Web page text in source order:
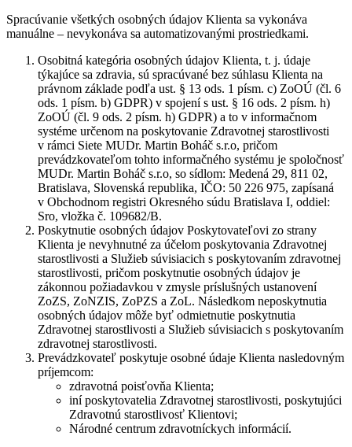
Spracúvanie všetkých osobných údajov Klienta sa vykonáva
manuálne – nevykonáva sa automatizovanými prostriedkami.
Osobitná kategória osobných údajov Klienta, t. j. údaje
týkajúce sa zdravia, sú spracúvané bez súhlasu Klienta na
právnom základe podľa ust. § 13 ods. 1 písm. c) ZoOÚ (čl. 6
ods. 1 písm. b) GDPR) v spojení s ust. § 16 ods. 2 písm. h)
ZoOÚ (čl. 9 ods. 2 písm. h) GDPR) a to v informačnom
systéme určenom na poskytovanie Zdravotnej starostlivosti
v rámci Siete MUDr. Martin Boháč s.r.o, pričom
prevádzkovateľom tohto informačného systému je spoločnosť
MUDr. Martin Boháč s.r.o, so sídlom: Medená 29, 811 02,
Bratislava, Slovenská republika, IČO: 50 226 975, zapísaná
v Obchodnom registri Okresného súdu Bratislava I, oddiel:
Sro, vložka č. 109682/B.
Poskytnutie osobných údajov Poskytovateľovi zo strany
Klienta je nevyhnutné za účelom poskytovania Zdravotnej
starostlivosti a Služieb súvisiacich s poskytovaním zdravotnej
starostlivosti, pričom poskytnutie osobných údajov je
zákonnou požiadavkou v zmysle príslušných ustanovení
ZoZS, ZoNZIS, ZoPZS a ZoL. Následkom neposkytnutia
osobných údajov môže byť odmietnutie poskytnutia
Zdravotnej starostlivosti a Služieb súvisiacich s poskytovaním
zdravotnej starostlivosti.
Prevádzkovateľ poskytuje osobné údaje Klienta nasledovným
príjemcom:
zdravotná poisťovňa Klienta;
iní poskytovatelia Zdravotnej starostlivosti, poskytujúci
Zdravotnú starostlivosť Klientovi;
Národné centrum zdravotníckych informácií.